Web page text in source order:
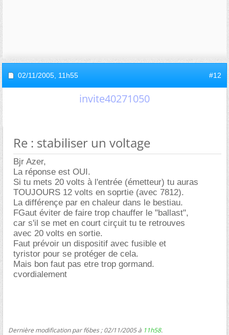
02/11/2005, 11h55 #12
invite40271050
Re : stabiliser un voltage
Bjr Azer,
La réponse est OUI.
Si tu mets 20 volts à l'entrée (émetteur) tu auras
TOUJOURS 12 volts en soprtie (avec 7812).
La différençe par en chaleur dans le bestiau.
FGaut éviter de faire trop chauffer le "ballast",
car s'il se met en court cirçuit tu te retrouves
avec 20 volts en sortie.
Faut prévoir un dispositif avec fusible et
tyristor pour se protéger de cela.
Mais bon faut pas etre trop gormand.
cvordialement
Dernière modification par f6bes ; 02/11/2005 à 11h58.